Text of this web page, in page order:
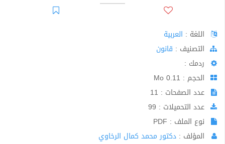
اللغة : العربية
اﻟﺘﺼﻨﻴﻒ : قانون
ردمك :
الحجم : 0.11 Mo
عدد الصفحات : 11
عدد التحميلات : 99
نوع الملف : PDF
المؤلف : دكتور محمد كمال الرخاوي